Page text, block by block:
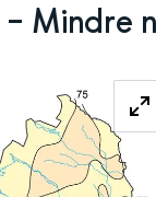
Mindre